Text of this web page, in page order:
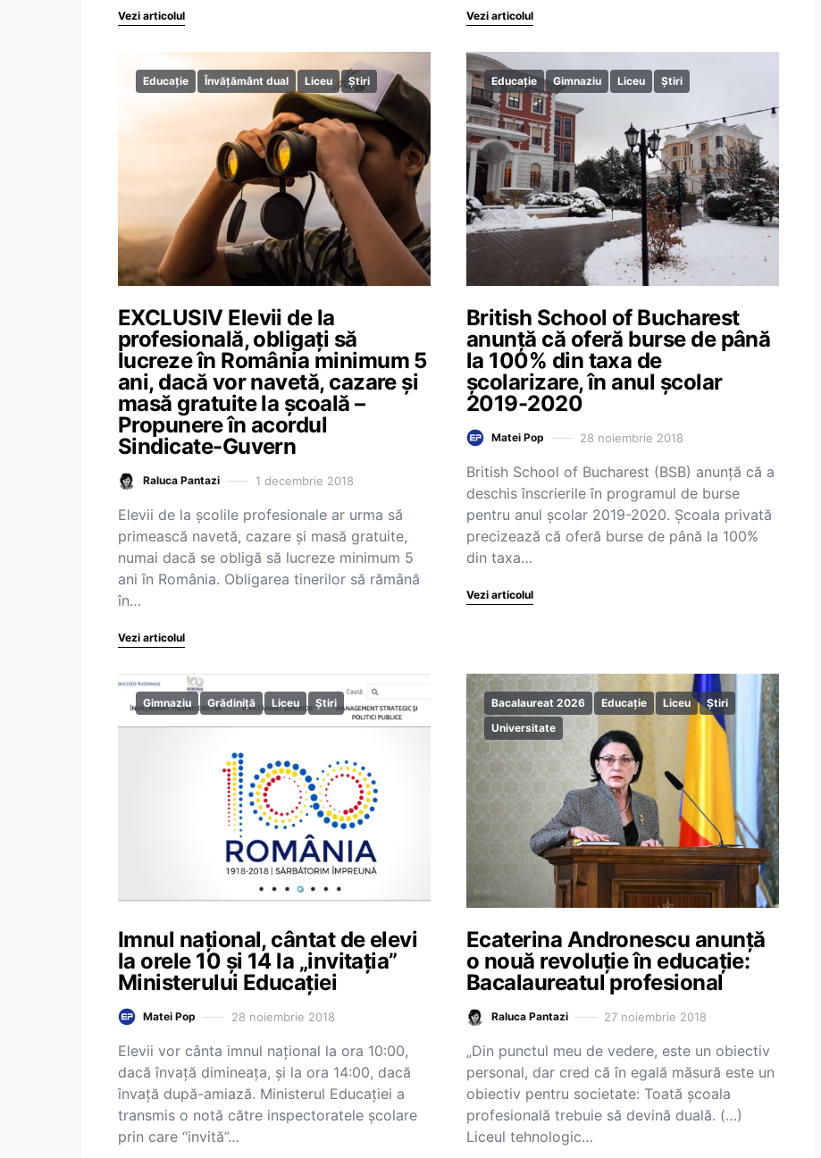
Vezi articolul Vezi articolul
Educație Învățământ dual Liceu Știri
EXCLUSIV Elevii de la
profesională, obligați să
lucreze în România minimum 5
ani, dacă vor navetă, cazare și
masă gratuite la școală –
Propunere în acordul
Sindicate-Guvern
Raluca Pantazi 1 decembrie 2018
Elevii de la școlile profesionale ar urma să
primească navetă, cazare și masă gratuite,
numai dacă se obligă să lucreze minimum 5
ani în România. Obligarea tinerilor să rămână
în…
Vezi articolul
Educație Gimnaziu Liceu Știri
British School of Bucharest
anunță că oferă burse de până
la 100% din taxa de
școlarizare, în anul școlar
2019-2020
Matei Pop 28 noiembrie 2018
British School of Bucharest (BSB) anunță că a
deschis înscrierile în programul de burse
pentru anul școlar 2019-2020. Școala privată
precizează că oferă burse de până la 100%
din taxa…
Vezi articolul
Gimnaziu Grădiniță Liceu Știri
Imnul național, cântat de elevi
la orele 10 și 14 la „invitația”
Ministerului Educației
Matei Pop 28 noiembrie 2018
Elevii vor cânta imnul național la ora 10:00,
dacă învață dimineața, și la ora 14:00, dacă
învață după-amiază. Ministerul Educației a
transmis o notă către inspectoratele școlare
prin care “invită”…
Bacalaureat 2026 Educație Liceu
Știri
Universitate
Ecaterina Andronescu anunță
o nouă revoluție în educație:
Bacalaureatul profesional
Raluca Pantazi 27 noiembrie 2018
„Din punctul meu de vedere, este un obiectiv
personal, dar cred că în egală măsură este un
obiectiv pentru societate: Toată şcoala
profesională trebuie să devină duală. (…)
Liceul tehnologic…